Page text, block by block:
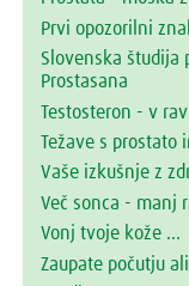
Prvi opozorilni
Slovenska
Prostasana
Testosteron - v
Težave s prostato
Vaše izkušnje z
Več sonca - manj
Vonj tvoje kože ...
Zaupate počutju